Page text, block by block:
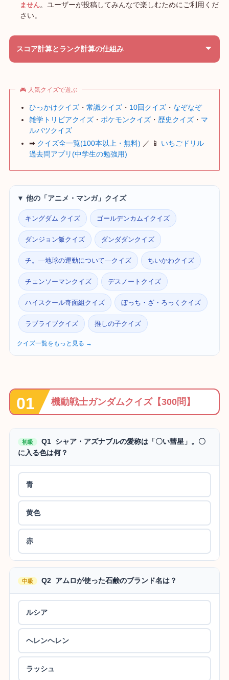
ません。ユーザーが投稿してみんなで楽しむためにご利用くだ
さい。
スコア計算とランク計算の仕組み
🎮 人気クイズで遊ぶ
ひっかけクイズ ・常識クイズ ・ 10回クイズ ・ なぞなぞ
雑学トリビアクイズ ・ポケモンクイズ ・ 歴史クイズ ・ マ
ルバツクイズ
➡ クイズ全一覧(100本以上・無料) ／ 📱 いちごドリル
過去問アプリ(中学生の勉強用)
▼ 他の「アニメ・マンガ」クイズ
キングダム クイズ ゴールデンカムイクイズ
ダンジョン飯クイズ ダンダダンクイズ
チ。―地球の運動について―クイズ ちいかわクイズ
チェンソーマンクイズ デスノートクイズ
ハイスクール奇面組クイズ ぼっち・ざ・ろっくクイズ
ラブライブクイズ 推しの子クイズ
クイズ一覧をもっと見る →
機動戦士ガンダムクイズ【300問】
初級
Q1 シャア・アズナブルの愛称は「〇い彗星」。〇
に入る色は何？
青
黄色
赤
中級 Q2 アムロが使った石鹸のブランド名は？
ルシア
ヘレンヘレン
ラッシュ